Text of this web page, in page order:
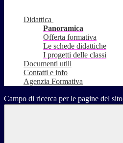
Didattica
Panoramica
Offerta formativa
Le schede didattiche
I progetti delle classi
Documenti utili
Contatti e info
Agenzia Formativa
Campo di ricerca per le pagine del sito